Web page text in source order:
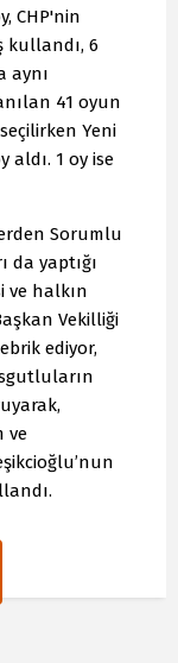
CHP'nin
kullandı, 6
aynı
41 oyun
Yeni
aldı. 1 oy ise
Sorumlu
da yaptığı
ve halkın
Vekilliği
ediyor,
ve